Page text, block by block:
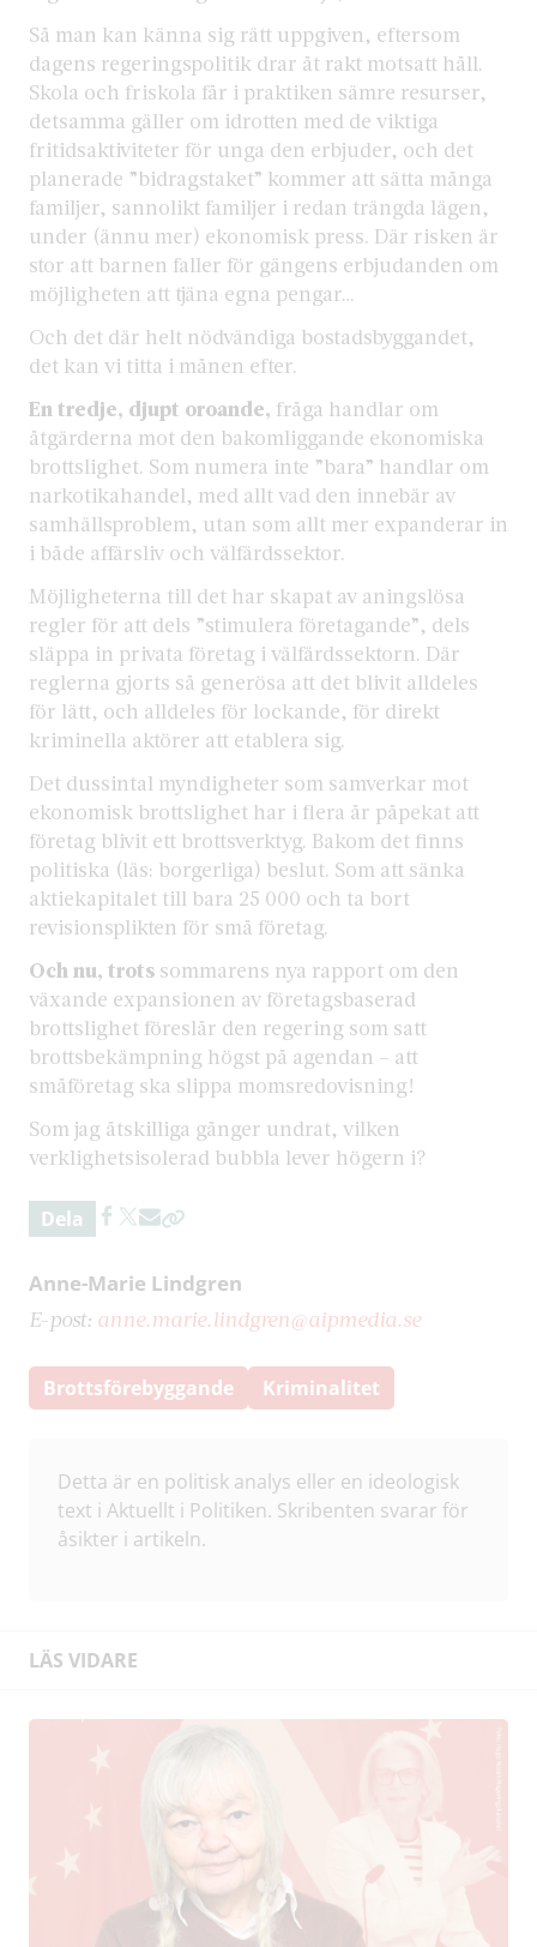
Så man kan känna sig rätt uppgiven, eftersom
dagens regeringspolitik drar åt rakt motsatt håll.
Skola och friskola får i praktiken sämre resurser,
detsamma gäller om idrotten med de viktiga
fritidsaktiviteter för unga den erbjuder, och det
planerade ”bidragstaket” kommer att sätta många
familjer, sannolikt familjer i redan trängda lägen,
under (ännu mer) ekonomisk press. Där risken är
stor att barnen faller för gängens erbjudanden om
möjligheten att tjäna egna pengar…
Och det där helt nödvändiga bostadsbyggandet,
det kan vi titta i månen efter.
En tredje, djupt oroande, fråga handlar om
åtgärderna mot den bakomliggande ekonomiska
brottslighet. Som numera inte ”bara” handlar om
narkotikahandel, med allt vad den innebär av
samhällsproblem, utan som allt mer expanderar in
i både affärsliv och välfärdssektor.
Möjligheterna till det har skapat av aningslösa
regler för att dels ”stimulera företagande”, dels
släppa in privata företag i välfärdssektorn. Där
reglerna gjorts så generösa att det blivit alldeles
för lätt, och alldeles för lockande, för direkt
kriminella aktörer att etablera sig.
Det dussintal myndigheter som samverkar mot
ekonomisk brottslighet har i flera år påpekat att
företag blivit ett brottsverktyg. Bakom det finns
politiska (läs: borgerliga) beslut. Som att sänka
aktiekapitalet till bara 25 000 och ta bort
revisionsplikten för små företag.
Och nu, trots sommarens nya rapport om den
växande expansionen av företagsbaserad
brottslighet föreslår den regering som satt
brottsbekämpning högst på agendan – att
småföretag ska slippa momsredovisning!
Som jag åtskilliga gånger undrat, vilken
verklighetsisolerad bubbla lever högern i?
Dela
Anne-Marie Lindgren
E-post: anne.marie.lindgren@aipmedia.se
Brottsförebyggande Kriminalitet
Detta är en politisk analys eller en ideologisk
text i Aktuellt i Politiken. Skribenten svarar för
åsikter i artikeln.
LÄS VIDARE